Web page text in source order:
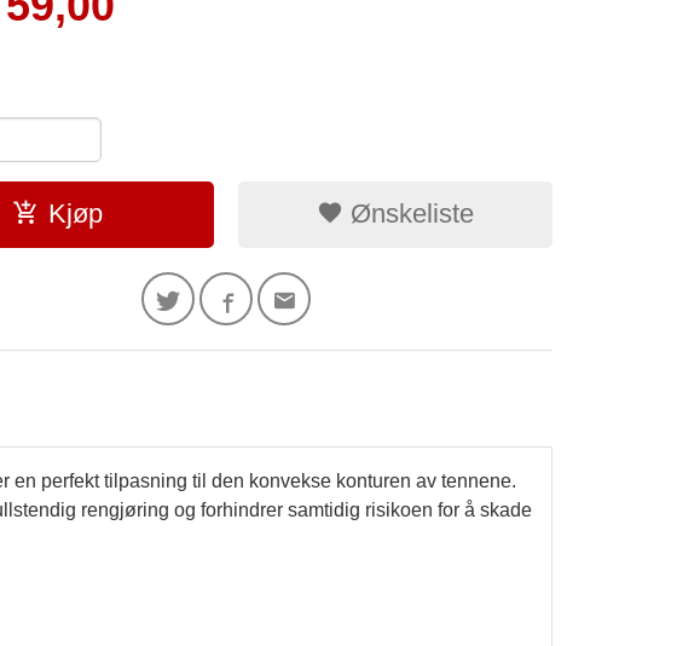
Kjøp Ønskeliste
perfekt tilpasning til den konvekse konturen av tennene.
rengjøring og forhindrer samtidig risikoen for å skade